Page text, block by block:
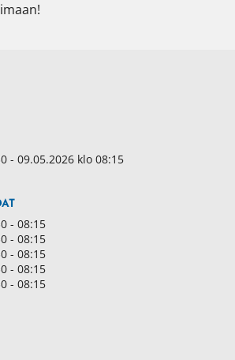
- 09.05.2026 klo 08:15
- 08:15
- 08:15
- 08:15
- 08:15
- 08:15